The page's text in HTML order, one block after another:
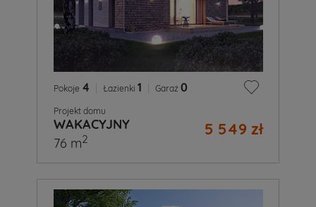
Pokoje 4 Łazienki 1 Garaż 0
Projekt domu
WAKACYJNY 5 549 zł
76 m2